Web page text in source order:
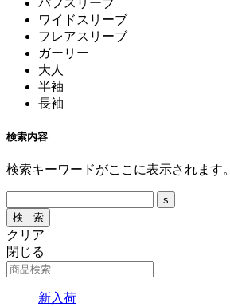
ワイドスリーブ
フレアスリーブ
ガーリー
大人
半袖
長袖
検索内容
検索キーワードがここに表示されます。
クリア
閉じる
新入荷